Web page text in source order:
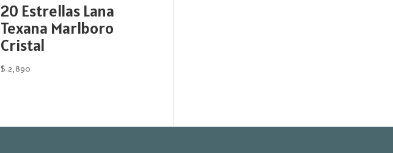
20 Estrellas Lana
Texana Marlboro
Cristal
$ 2,890